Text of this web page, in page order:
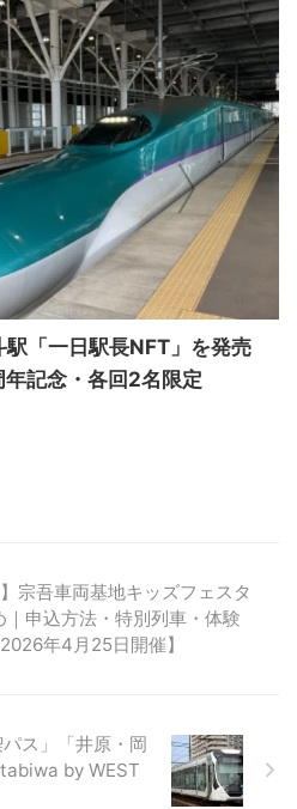
駅「一日駅長NFT」を発売
年記念・各回2名限定
】宗吾車両基地キッズフェスタ
申込方法・特別列車・体験
年4月25日開催】
パス」「井原・岡
by WEST